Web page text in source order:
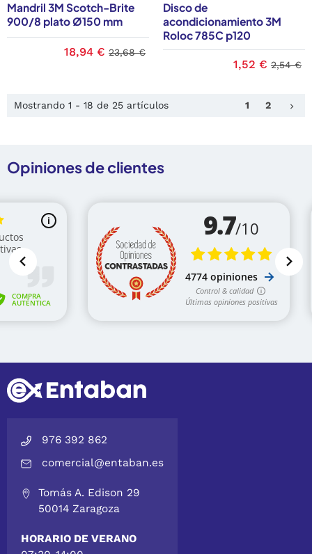
Mandril 3M Scotch-Brite
900/8 plato Ø150 mm
18,94 € 23,68 €
Disco de
acondicionamiento 3M
Roloc 785C p120
1,52 € 2,54 €
Mostrando 1 - 18 de 25 artículos 1 2 keyboard_arrow_right
Opiniones de clientes
976 392 862
comercial@entaban.es
Tomás A. Edison 29
50014 Zaragoza
HORARIO DE VERANO